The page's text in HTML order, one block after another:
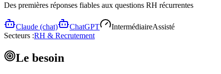
Des premières réponses fiables aux questions RH récurrentes
Claude (chat) ChatGPT IntermédiaireAssisté
Secteurs :RH & Recrutement
Le besoin